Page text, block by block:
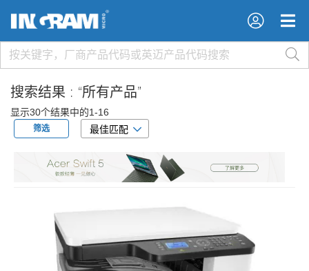
×
×
搜索结果 : “所有产品”
显示30个结果中的1-16
筛选 最佳匹配